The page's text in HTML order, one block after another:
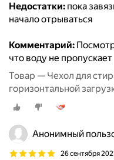
Недостатки: пока
начало отрываться
Комментарий:
что воду не пропускает
Товар — Чехол для
горизонтальной
микс
Анонимный
26 сентября